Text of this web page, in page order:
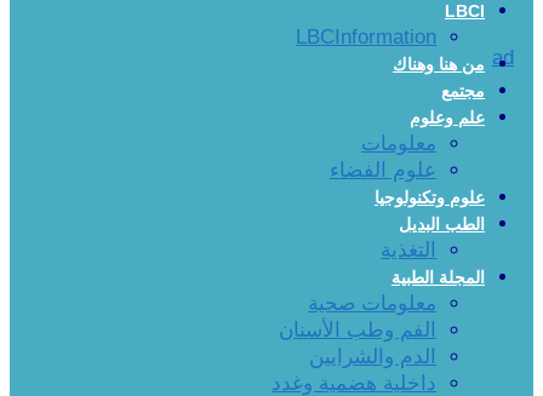
LBCI
LBCInformation
من هنا وهناك
مجتمع
علم وعلوم
معلومات
علوم الفضاء
علوم وتكنولوجيا
الطب البديل
التغذية
المجلة الطبية
معلومات صحية
الفم وطب الأسنان
الدم والشرايين
داخلية هضمية وغدد